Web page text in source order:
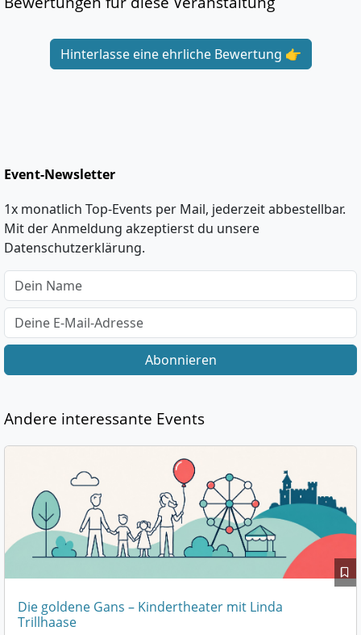
Hinterlasse eine ehrliche Bewertung 👉
Event-Newsletter
1x monatlich Top-Events per Mail, jederzeit abbestellbar.
Mit der Anmeldung akzeptierst du unsere
Datenschutzerklärung.
Abonnieren
Andere interessante Events
Die goldene Gans – Kindertheater mit Linda
Trillhaase